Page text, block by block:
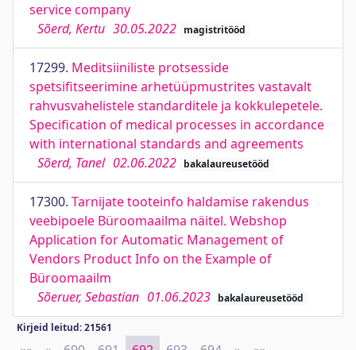
service company
Sõerd, Kertu 30.05.2022 magistritööd
17299. Meditsiiniliste protsesside
spetsifitseerimine arhetüüpmustrites vastavalt
rahvusvahelistele standarditele ja kokkulepetele.
Specification of medical processes in accordance
with international standards and agreements
Sõerd, Tanel 02.06.2022 bakalaureusetööd
17300. Tarnijate tooteinfo haldamise rakendus
veebipoele Büroomaailma näitel. Webshop
Application for Automatic Management of
Vendors Product Info on the Example of
Büroomaailm
Sõeruer, Sebastian 01.06.2023 bakalaureusetööd
Kirjeid leitud: 21561